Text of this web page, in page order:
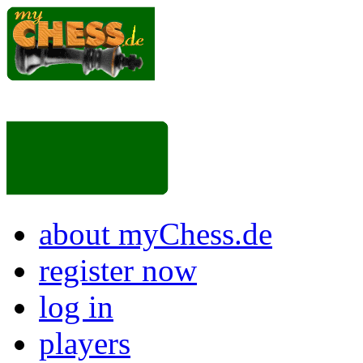
about myChess.de
register now
log in
players